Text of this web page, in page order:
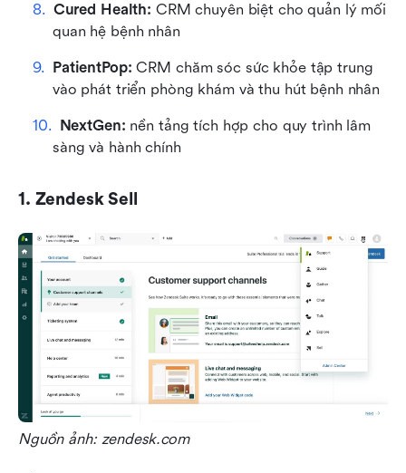
Cured Health: CRM chuyên biệt cho quản lý mối
quan hệ bệnh nhân
PatientPop: CRM chăm sóc sức khỏe tập trung
vào phát triển phòng khám và thu hút bệnh nhân
NextGen: nền tảng tích hợp cho quy trình lâm
sàng và hành chính
1. Zendesk Sell
Nguồn ảnh: zendesk.com